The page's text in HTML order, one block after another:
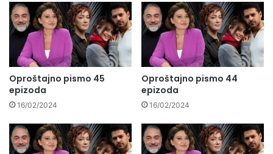
Oproštajno pismo 45
epizoda
16/02/2024
Oproštajno pismo 44
epizoda
16/02/2024